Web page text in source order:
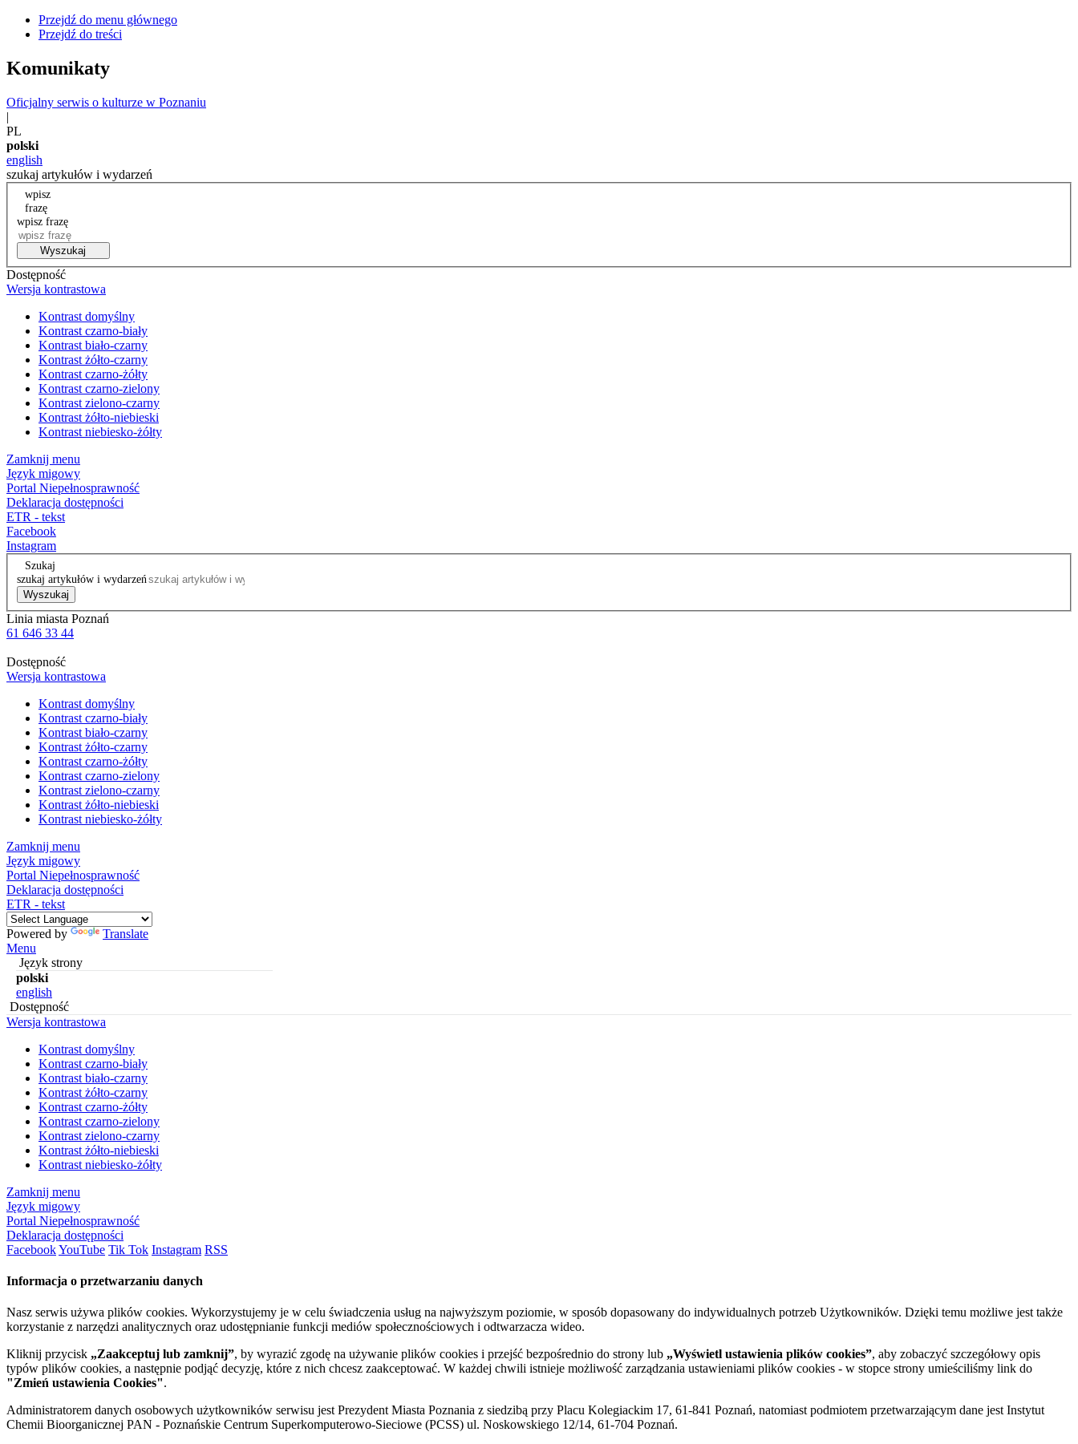
Przejdź do menu głównego
Przejdź do treści
Komunikaty
Oficjalny serwis o kulturze w Poznaniu
|
PL
polski
english
szukaj artykułów i wydarzeń
wpisz
frazę
wpisz frazę
Wyszukaj
Dostępność
Wersja kontrastowa
Kontrast domyślny
Kontrast czarno-biały
Kontrast biało-czarny
Kontrast żółto-czarny
Kontrast czarno-żółty
Kontrast czarno-zielony
Kontrast zielono-czarny
Kontrast żółto-niebieski
Kontrast niebiesko-żółty
Zamknij menu
Język migowy
Portal Niepełnosprawność
Deklaracja dostępności
ETR - tekst
Facebook
Instagram
Szukaj
szukaj artykułów i wydarzeń
Wyszukaj
Linia miasta Poznań
61 646 33 44
Dostępność
Wersja kontrastowa
Kontrast domyślny
Kontrast czarno-biały
Kontrast biało-czarny
Kontrast żółto-czarny
Kontrast czarno-żółty
Kontrast czarno-zielony
Kontrast zielono-czarny
Kontrast żółto-niebieski
Kontrast niebiesko-żółty
Zamknij menu
Język migowy
Portal Niepełnosprawność
Deklaracja dostępności
ETR - tekst
Powered by
Translate
Menu
Język strony
polski
english
Dostępność
Wersja kontrastowa
Kontrast domyślny
Kontrast czarno-biały
Kontrast biało-czarny
Kontrast żółto-czarny
Kontrast czarno-żółty
Kontrast czarno-zielony
Kontrast zielono-czarny
Kontrast żółto-niebieski
Kontrast niebiesko-żółty
Zamknij menu
Język migowy
Portal Niepełnosprawność
Deklaracja dostępności
FacebookYouTube Tik Tok Instagram RSS
Informacja o przetwarzaniu danych
Nasz serwis używa plików cookies. Wykorzystujemy je w celu świadczenia usług na najwyższym poziomie, w sposób dopasowany do indywidualnych potrzeb Użytkowników. Dzięki temu możliwe jest także
korzystanie z narzędzi analitycznych oraz udostępnianie funkcji mediów społecznościowych i odtwarzacza wideo.
Kliknij przycisk „Zaakceptuj lub zamknij”, by wyrazić zgodę na używanie plików cookies i przejść bezpośrednio do strony lub „Wyświetl ustawienia plików cookies”, aby zobaczyć szczegółowy opis
typów plików cookies, a następnie podjąć decyzję, które z nich chcesz zaakceptować. W każdej chwili istnieje możliwość zarządzania ustawieniami plików cookies - w stopce strony umieściliśmy link do
"Zmień ustawienia Cookies".
Administratorem danych osobowych użytkowników serwisu jest Prezydent Miasta Poznania z siedzibą przy Placu Kolegiackim 17, 61-841 Poznań, natomiast podmiotem przetwarzającym dane jest Instytut
Chemii Bioorganicznej PAN - Poznańskie Centrum Superkomputerowo-Sieciowe (PCSS) ul. Noskowskiego 12/14, 61-704 Poznań.